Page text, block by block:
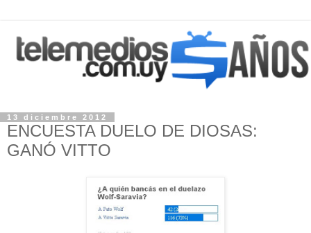
13 diciembre 2012
ENCUESTA DUELO DE DIOSAS:
GANÓ VITTO